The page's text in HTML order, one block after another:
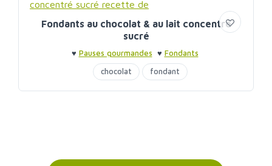
Fondants au chocolat & au lait concentré
sucré
♥ Pauses gourmandes ♥ Fondants
chocolat
fondant